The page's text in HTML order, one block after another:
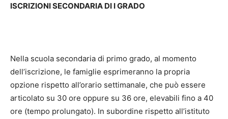
ISCRIZIONI SECONDARIA DI I GRADO
Nella scuola secondaria di primo grado, al momento
dell’iscrizione, le famiglie esprimeranno la propria
opzione rispetto all’orario settimanale, che può essere
articolato su 30 ore oppure su 36 ore, elevabili fino a 40
ore (tempo prolungato). In subordine rispetto all’istituto